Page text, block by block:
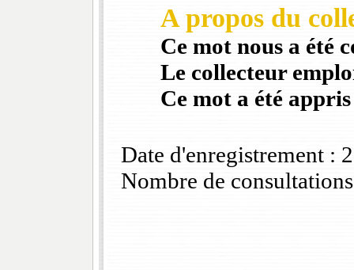
A propos du
Ce mot nous a été
Le collecteur
Ce mot a été
Date d'enregistrement :
Nombre de